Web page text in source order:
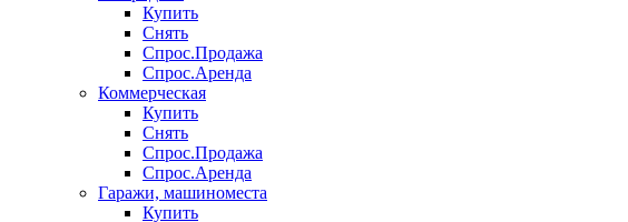
Купить
Снять
Спрос.Продажа
Спрос.Аренда
Коммерческая
Купить
Снять
Спрос.Продажа
Спрос.Аренда
Гаражи, машиноместа
Купить